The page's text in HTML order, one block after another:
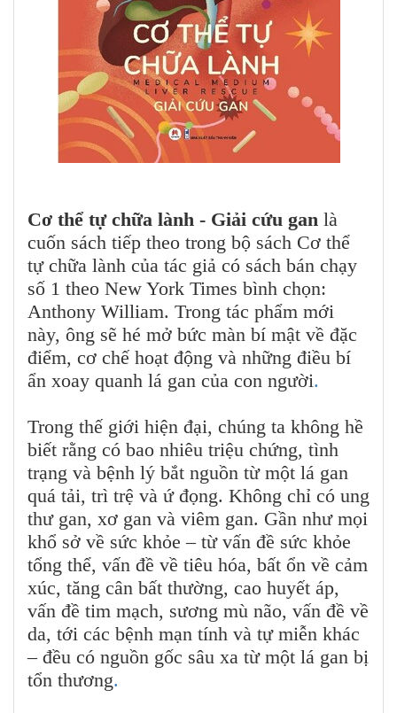
Cơ thể tự chữa lành - Giải cứu gan là
cuốn sách tiếp theo trong bộ sách Cơ thể
tự chữa lành của tác giả có sách bán chạy
số 1 theo New York Times bình chọn:
Anthony William. Trong tác phẩm mới
này, ông sẽ hé mở bức màn bí mật về đặc
điểm, cơ chế hoạt động và những điều bí
ẩn xoay quanh lá gan của con người.
Trong thế giới hiện đại, chúng ta không hề
biết rằng có bao nhiêu triệu chứng, tình
trạng và bệnh lý bắt nguồn từ một lá gan
quá tải, trì trệ và ứ đọng. Không chỉ có ung
thư gan, xơ gan và viêm gan. Gần như mọi
khổ sở về sức khỏe – từ vấn đề sức khỏe
tổng thể, vấn đề về tiêu hóa, bất ổn về cảm
xúc, tăng cân bất thường, cao huyết áp,
vấn đề tim mạch, sương mù não, vấn đề về
da, tới các bệnh mạn tính và tự miễn khác
– đều có nguồn gốc sâu xa từ một lá gan bị
tổn thương.